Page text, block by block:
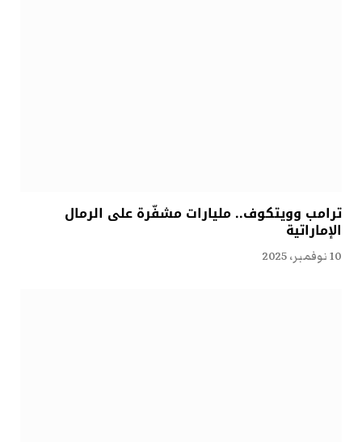
ترامب وويتكوف.. مليارات مشفّرة على الرمال
الإماراتية
10 نوفمبر، 2025